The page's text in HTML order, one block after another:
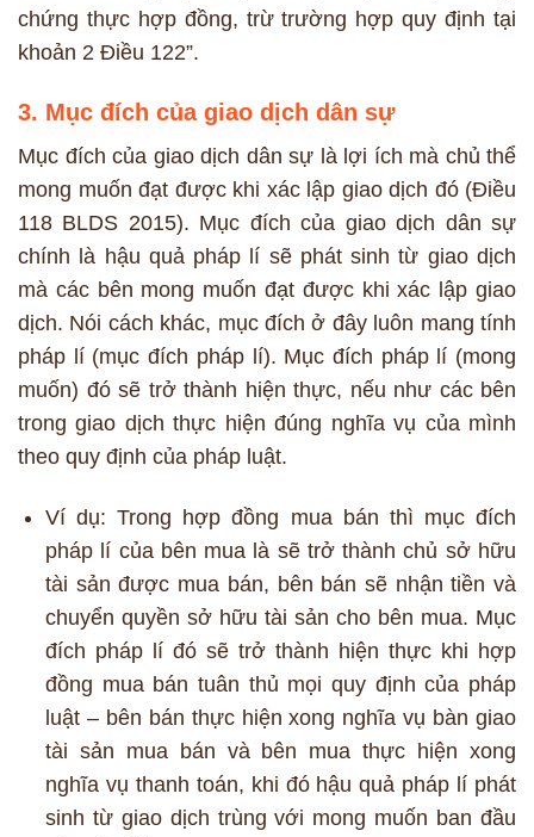
chứng thực hợp đồng, trừ trường hợp quy định tại
khoản 2 Điều 122”.
3. Mục đích của giao dịch dân sự
Mục đích của giao dịch dân sự là lợi ích mà chủ thể
mong muốn đạt được khi xác lập giao dịch đó (Điều
118 BLDS 2015). Mục đích của giao dịch dân sự
chính là hậu quả pháp lí sẽ phát sinh từ giao dịch
mà các bên mong muốn đạt được khi xác lập giao
dịch. Nói cách khác, mục đích ở đây luôn mang tính
pháp lí (mục đích pháp lí). Mục đích pháp lí (mong
muốn) đó sẽ trở thành hiện thực, nếu như các bên
trong giao dịch thực hiện đúng nghĩa vụ của mình
theo quy định của pháp luật.
Ví dụ: Trong hợp đồng mua bán thì mục đích
pháp lí của bên mua là sẽ trở thành chủ sở hữu
tài sản được mua bán, bên bán sẽ nhận tiền và
chuyển quyền sở hữu tài sản cho bên mua. Mục
đích pháp lí đó sẽ trở thành hiện thực khi hợp
đồng mua bán tuân thủ mọi quy định của pháp
luật – bên bán thực hiện xong nghĩa vụ bàn giao
tài sản mua bán và bên mua thực hiện xong
nghĩa vụ thanh toán, khi đó hậu quả pháp lí phát
sinh từ giao dịch trùng với mong muốn ban đầu